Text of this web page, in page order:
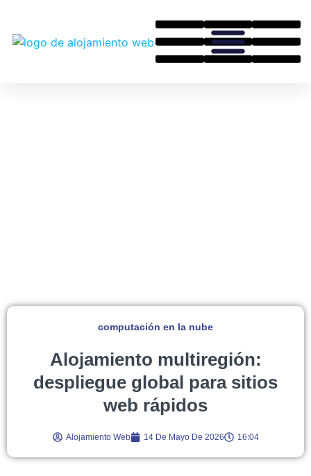
computación en la nube
Alojamiento multiregión:
despliegue global para sitios
web rápidos
Alojamiento Web 14 De Mayo De 2026 16:04